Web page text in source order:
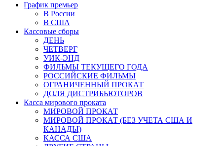
График премьер
В России
В США
Кассовые сборы
ДЕНЬ
ЧЕТВЕРГ
УИК-ЭНД
ФИЛЬМЫ ТЕКУЩЕГО ГОДА
РОССИЙСКИЕ ФИЛЬМЫ
ОГРАНИЧЕННЫЙ ПРОКАТ
ДОЛЯ ДИСТРИБЬЮТОРОВ
Касса мирового проката
МИРОВОЙ ПРОКАТ
МИРОВОЙ ПРОКАТ (БЕЗ УЧЕТА США И
КАНАДЫ)
КАССА США